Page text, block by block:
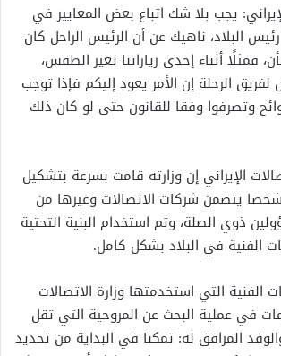
يجب بلا شك اتباع بعض المعايير في
البلاد، ناهيك عن أن الرئيس الراحل كان
فمثلًا أثناء إحدى زياراتنا تغير الطقس،
الرحلة إن الأمر يعود إليكم فإذا توجب
وتصرفوا وفقا للقانون حتى لو كان ذلك
الإيراني إن وزارته قامت بسرعة بتشكيل
فريق فني من 30 شخصا يتضمن شركات الاتصالات وغيرها من
ذوي الصلة، وتم استخدام البنية التحتية
الفنية في البلاد بشكل كامل.
الفنية التي استخدمتها وزارة الاتصالات
في عملية البحث عن المروحية التي تقل
المرافق له: تمكنا في البداية من تحديد